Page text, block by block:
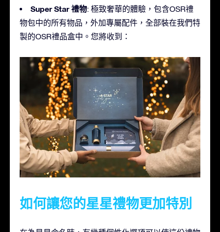
Super Star 禮物: 極致奢華的體驗，包含OSR禮
物包中的所有物品，外加專屬配件，全部裝在我們特
製的OSR禮品盒中。您將收到：
如何讓您的星星禮物更加特別